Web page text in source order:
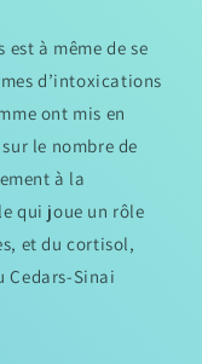
à même de se
d’intoxications
ont mis en
le nombre de
à la
qui joue un rôle
et du cortisol,
Cedars-Sinai